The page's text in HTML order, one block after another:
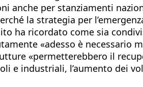
anche per stanziamenti
la strategia per
ha ricordato come sia
«adesso è necessario
«permetterebbero il
e industriali, l’aumento dei